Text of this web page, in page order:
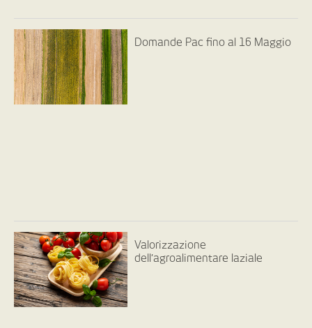
Domande Pac fino al 16 Maggio
Valorizzazione
dell’agroalimentare laziale